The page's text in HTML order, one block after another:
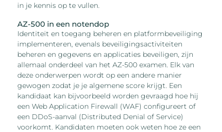
in je kennis op te vullen.
AZ-500 in een notendop
Identiteit en toegang beheren en platformbeveiliging
implementeren, evenals beveiligingsactiviteiten
beheren en gegevens en applicaties beveiligen, zijn
allemaal onderdeel van het AZ-500 examen. Elk van
deze onderwerpen wordt op een andere manier
gewogen zodat je je algemene score krijgt. Een
kandidaat kan bijvoorbeeld worden gevraagd hoe hij
een Web Application Firewall (WAF) configureert of
een DDoS-aanval (Distributed Denial of Service)
voorkomt. Kandidaten moeten ook weten hoe ze een